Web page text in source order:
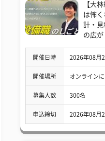
【大
は怖
計・見
の広
開催日時 2026年08月
開催場所 オンライン
募集人数 300名
申込締切 2026年08月